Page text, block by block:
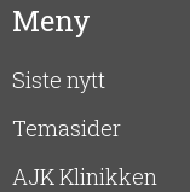
Meny
Siste nytt
Temasider
AJK Klinikken